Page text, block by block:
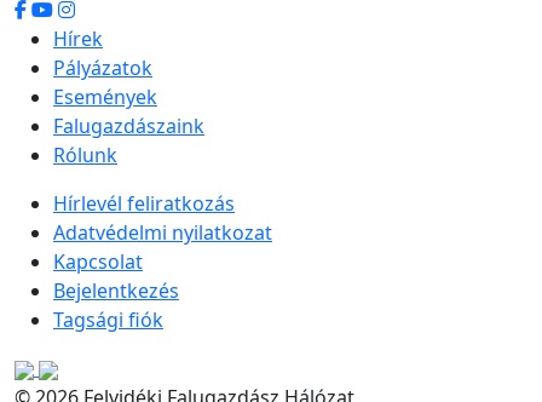
Hírek
Pályázatok
Események
Falugazdászaink
Rólunk
Hírlevél feliratkozás
Adatvédelmi nyilatkozat
Kapcsolat
Bejelentkezés
Tagsági fiók